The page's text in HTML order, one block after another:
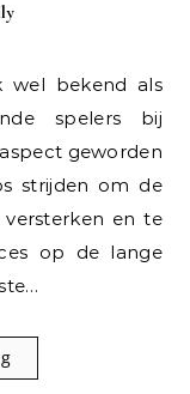
spelers bij
geworden
strijden om de
en te
op de lange